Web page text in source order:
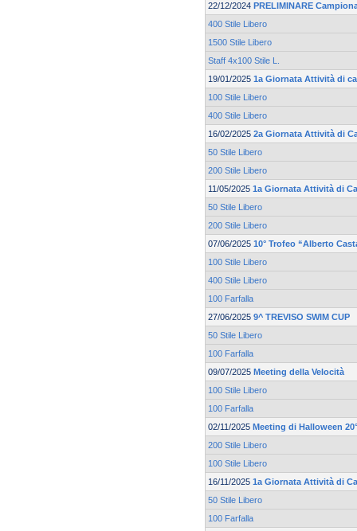
22/12/2024 PRELIMINARE
400 Stile Libero
1500 Stile Libero
Staff 4x100 Stile L.
19/01/2025 1a Giornata Attività di
100 Stile Libero
400 Stile Libero
16/02/2025 2a Giornata Attività di
50 Stile Libero
200 Stile Libero
11/05/2025 1a Giornata Attività di
50 Stile Libero
200 Stile Libero
07/06/2025 10° Trofeo “Alberto
100 Stile Libero
400 Stile Libero
100 Farfalla
27/06/2025 9^ TREVISO SWIM CUP
50 Stile Libero
100 Farfalla
09/07/2025 Meeting della Velocità
100 Stile Libero
100 Farfalla
02/11/2025 Meeting di Halloween
200 Stile Libero
100 Stile Libero
16/11/2025 1a Giornata Attività di
50 Stile Libero
100 Farfalla